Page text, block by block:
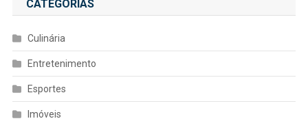
CATEGORIAS
Culinária
Entretenimento
Esportes
Imóveis